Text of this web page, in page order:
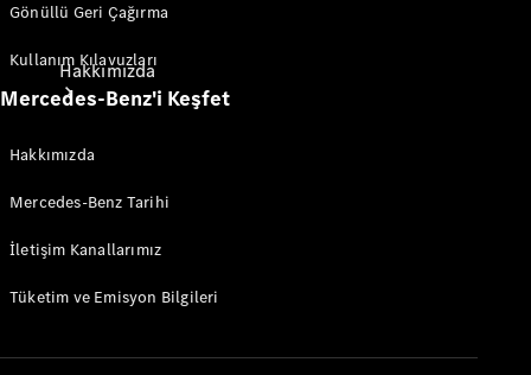
Hakkımızda
Sürdürülebilirlik
Elektromobilite
Mercedes-
Otomotiv
Gönüllü Geri Çağırma
Kullanım Kılavuzları
Mercedes-Benz'i Keşfet
Hakkımızda
Mercedes-Benz Tarihi
İletişim Kanallarımız
Tüketim ve Emisyon Bilgileri